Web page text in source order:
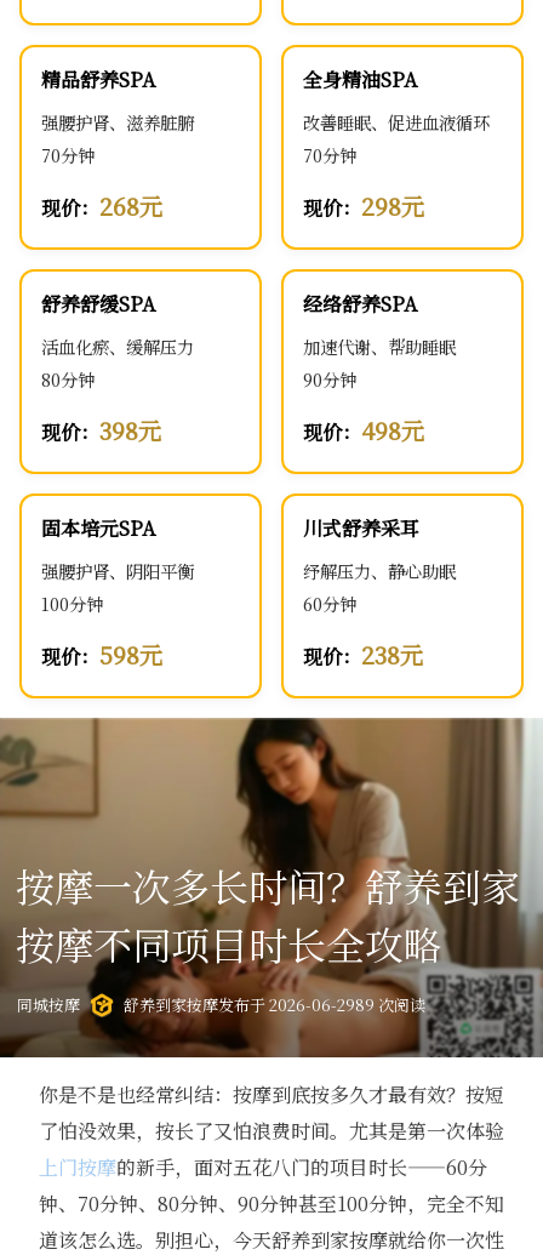
精品舒养SPA
强腰护肾、滋养脏腑
70分钟
现价： 268元
全身精油SPA
改善睡眠、促进血液循环
70分钟
现价： 298元
舒养舒缓SPA
活血化瘀、缓解压力
80分钟
现价： 398元
经络舒养SPA
加速代谢、帮助睡眠
90分钟
现价： 498元
固本培元SPA
强腰护肾、阴阳平衡
100分钟
现价： 598元
川式舒养采耳
纾解压力、静心助眠
60分钟
现价： 238元
按摩一次多长时间？舒养到家
按摩不同项目时长全攻略
同城按摩 舒养到家按摩发布于 2026-06-2989 次阅读
你是不是也经常纠结：按摩到底按多久才最有效？按短
了怕没效果，按长了又怕浪费时间。尤其是第一次体验
上门按摩的新手，面对五花八门的项目时长——60分
钟、70分钟、80分钟、90分钟甚至100分钟，完全不知
道该怎么选。别担心，今天舒养到家按摩就给你一次性